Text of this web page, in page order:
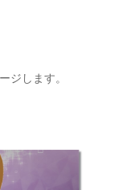
ジします。